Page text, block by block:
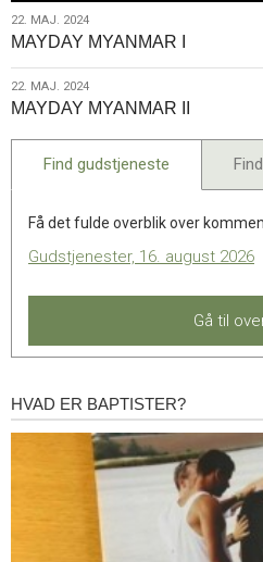
22.
maj.
2024
22. MAJ. 2024
MAYDAY MYANMAR I
22.
maj.
22. MAJ. 2024
MAYDAY MYANMAR II
Find gudstjeneste
Få det fulde overblik over
Gudstjenester, 16. august 2026
Gå til
Hvad
HVAD ER BAPTISTER?